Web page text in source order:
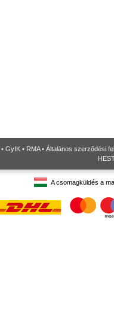
• GyIK • RMA• Általános szerződési
A csomagküldés a